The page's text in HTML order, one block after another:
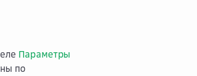
Параметры
по